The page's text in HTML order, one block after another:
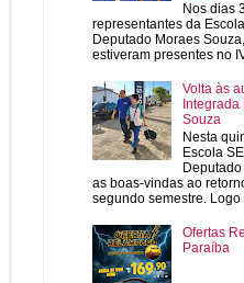
Nos dias
representantes da
Deputado Moraes
estiveram presentes no
Volta às
Souza
Nesta
Escola
as boas-vindas ao
segundo semestre. Logo
Ofertas
Paraíba